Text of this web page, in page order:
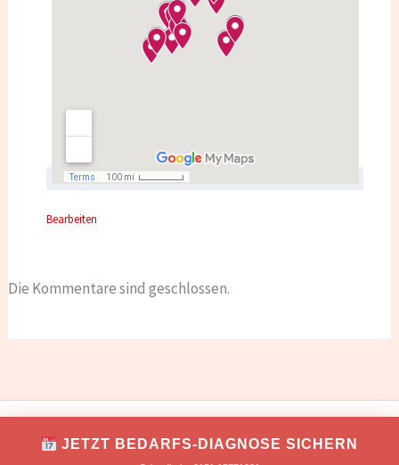
JETZT BEDARFS-DIAGNOSE SICHERN
Bearbeiten
Die Kommentare sind geschlossen.
Copyright © 2026 TONNIKUM® macht Unternehmer!